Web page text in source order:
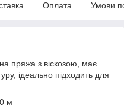
Оплата Умови
пряжа з віскозою, має
ідеально підходить для
м